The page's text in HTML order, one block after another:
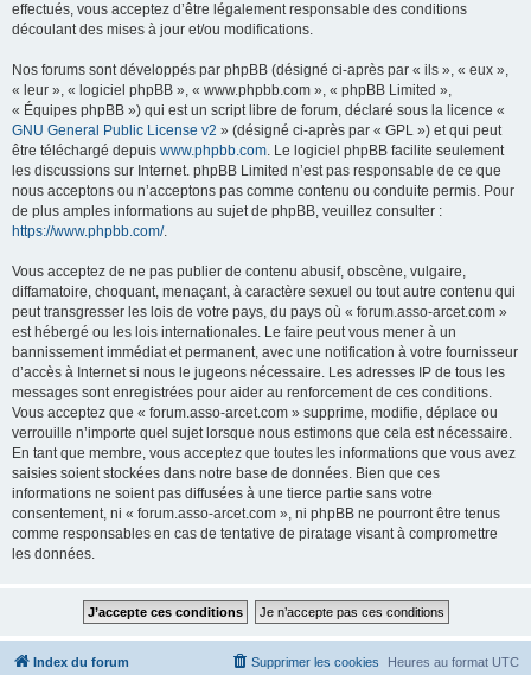
effectués, vous acceptez d’être légalement responsable des conditions
découlant des mises à jour et/ou modifications.
Nos forums sont développés par phpBB (désigné ci-après par « ils », « eux »,
« leur », « logiciel phpBB », « www.phpbb.com », « phpBB Limited »,
« Équipes phpBB ») qui est un script libre de forum, déclaré sous la licence «
GNU General Public License v2 » (désigné ci-après par « GPL ») et qui peut
être téléchargé depuis www.phpbb.com. Le logiciel phpBB facilite seulement
les discussions sur Internet. phpBB Limited n’est pas responsable de ce que
nous acceptons ou n’acceptons pas comme contenu ou conduite permis. Pour
de plus amples informations au sujet de phpBB, veuillez consulter :
https://www.phpbb.com/.
Vous acceptez de ne pas publier de contenu abusif, obscène, vulgaire,
diffamatoire, choquant, menaçant, à caractère sexuel ou tout autre contenu qui
peut transgresser les lois de votre pays, du pays où « forum.asso-arcet.com »
est hébergé ou les lois internationales. Le faire peut vous mener à un
bannissement immédiat et permanent, avec une notification à votre fournisseur
d’accès à Internet si nous le jugeons nécessaire. Les adresses IP de tous les
messages sont enregistrées pour aider au renforcement de ces conditions.
Vous acceptez que « forum.asso-arcet.com » supprime, modifie, déplace ou
verrouille n’importe quel sujet lorsque nous estimons que cela est nécessaire.
En tant que membre, vous acceptez que toutes les informations que vous avez
saisies soient stockées dans notre base de données. Bien que ces
informations ne soient pas diffusées à une tierce partie sans votre
consentement, ni « forum.asso-arcet.com », ni phpBB ne pourront être tenus
comme responsables en cas de tentative de piratage visant à compromettre
les données.
Index du forum Heures au format UTC
Supprimer les cookies